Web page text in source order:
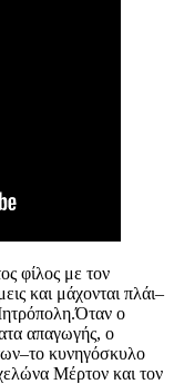
φίλος με τον
και μάχονται πλάι–
ο
απαγωγής, ο
κυνηγόσκυλο
Μέρτον και τον